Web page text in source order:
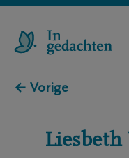
← Vorige
Liesbeth